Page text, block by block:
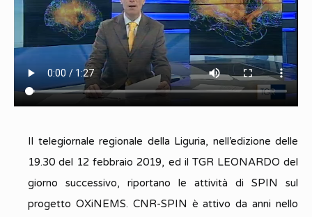
Il telegiornale regionale della Liguria, nell’edizione delle
19.30 del 12 febbraio 2019, ed il TGR LEONARDO del
giorno successivo, riportano le attività di SPIN sul
progetto OXiNEMS. CNR-SPIN è attivo da anni nello